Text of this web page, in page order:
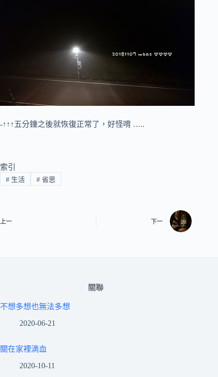
-↑↑↑五分鐘之後就恢復正常了，好怪唷 …..
索引
#生活 #省思
上一 下一
關聯
不想多想也無法多想
2020-06-21
關在家裡滴血
2020-10-11